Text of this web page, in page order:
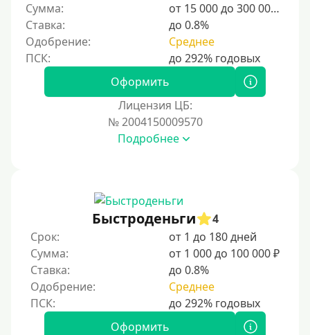
Сумма:
от 15 000 до 300 000 ₽
Ставка:
до 0.8%
Одобрение:
Среднее
Оформить
Лицензия ЦБ:
№ 2004150009570
Подробнее
Быстроденьги
4
Срок:
от 1 до 180 дней
Сумма:
от 1 000 до 100 000 ₽
Ставка:
до 0.8%
Одобрение:
Среднее
Оформить